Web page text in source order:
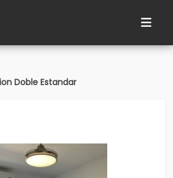
Doble Estandar